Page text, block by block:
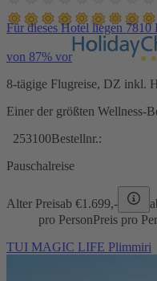
Für dieses Hotel liegen
von 87% vor
8-tägige Flugreise, DZ inkl.
Einer der größten Wellness-
253100Bestellnr.:
Pauschalreise
Alter Preisab €1.699,-
pro PersonPreis pro
TUI MAGIC LIFE Plimmiri